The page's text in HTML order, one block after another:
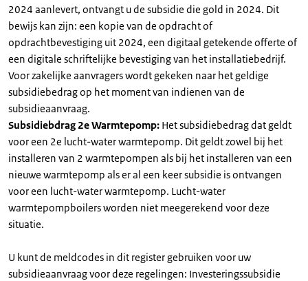
2024 aanlevert, ontvangt u de subsidie die gold in 2024. Dit
bewijs kan zijn: een kopie van de opdracht of
opdrachtbevestiging uit 2024, een digitaal getekende offerte of
een digitale schriftelijke bevestiging van het installatiebedrijf.
Voor zakelijke aanvragers wordt gekeken naar het geldige
subsidiebedrag op het moment van indienen van de
subsidieaanvraag.
Subsidiebdrag 2e Warmtepomp: Het subsidiebedrag dat geldt
voor een 2e lucht-water warmtepomp. Dit geldt zowel bij het
installeren van 2 warmtepompen als bij het installeren van een
nieuwe warmtepomp als er al een keer subsidie is ontvangen
voor een lucht-water warmtepomp. Lucht-water
warmtepompboilers worden niet meegerekend voor deze
situatie.
U kunt de meldcodes in dit register gebruiken voor uw
subsidieaanvraag voor deze regelingen: Investeringssubsidie